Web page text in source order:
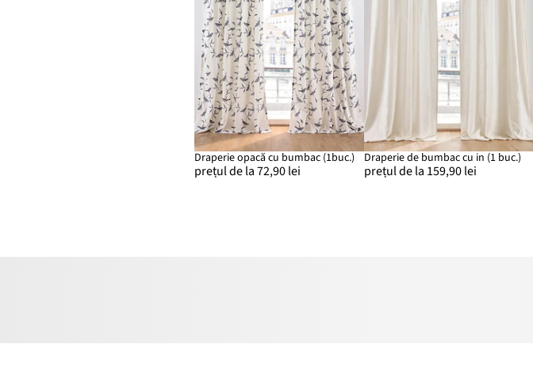
Draperie opacă cu bumbac (1buc.)
prețul de la 72,90 lei
Draperie de bumbac cu in (1 buc.)
prețul de la 159,90 lei